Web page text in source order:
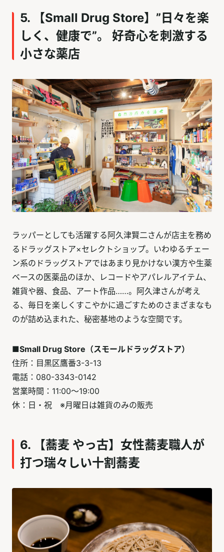
5. 【Small Drug Store】”日々を楽
しく、健康で”。 好奇心を刺激する
小さな薬店
ラッパーとしても活躍する阿久津賢二さんが店主を務め
るドラッグストア×セレクトショップ。いわゆるチェー
ン系のドラッグストアではあまり見かけない漢方や生薬
ベースの医薬品のほか、レコードやアパレルアイテム、
雑貨や器、食品、アート作品……。阿久津さんが考え
る、毎日を楽しくすこやかに過ごすためのさまざまなも
のが詰め込まれた、秘密基地のような空間です。
■Small Drug Store（スモールドラッグストア）
住所：目黒区鷹番3-3-13
電話：080-3343-0142
営業時間：11:00～19:00
休：日・祝 ※月曜日は雑貨のみの販売
6. 【蕎麦 やっ古】女性蕎麦職人が
打つ瑞々しい十割蕎麦